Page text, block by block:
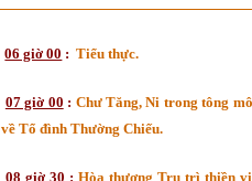
06 giờ 00 : Tiểu thực.
07 giờ 00 : Chư Tăng, Ni trong tông
về Tổ đình Thường Chiếu.
08 giờ 30 : Hòa thượng Trụ trì thiền